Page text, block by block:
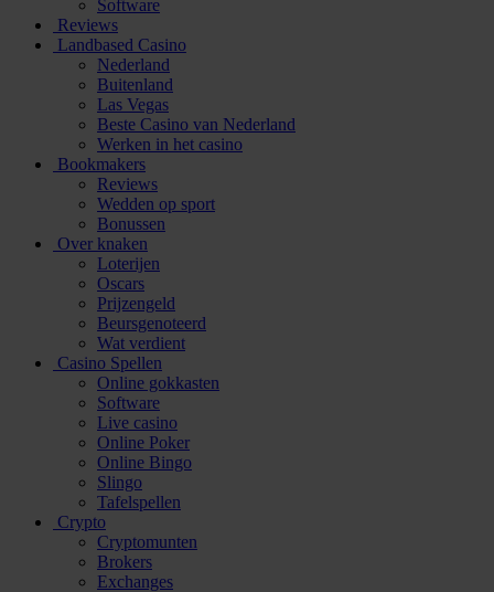
Software
Reviews
Landbased Casino
Nederland
Buitenland
Las Vegas
Beste Casino van Nederland
Werken in het casino
Bookmakers
Reviews
Wedden op sport
Bonussen
Over knaken
Loterijen
Oscars
Prijzengeld
Beursgenoteerd
Wat verdient
Casino Spellen
Online gokkasten
Software
Live casino
Online Poker
Online Bingo
Slingo
Tafelspellen
Crypto
Cryptomunten
Brokers
Exchanges